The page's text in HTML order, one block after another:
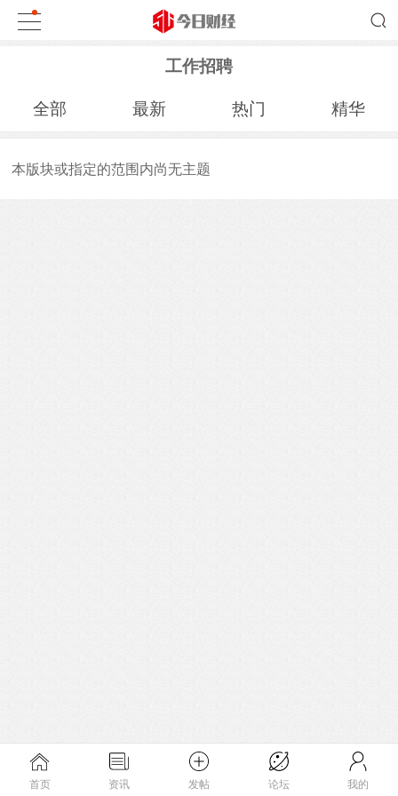
工作招聘
全部 最新 热门 精华
本版块或指定的范围内尚无主题
首页 资讯 发帖 论坛 我的